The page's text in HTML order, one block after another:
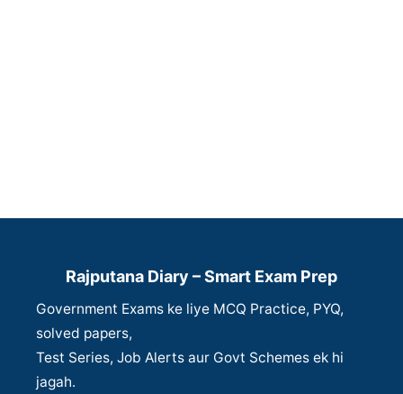
Rajputana Diary – Smart Exam Prep
Government Exams ke liye MCQ Practice, PYQ,
solved papers,
Test Series, Job Alerts aur Govt Schemes ek hi
jagah.